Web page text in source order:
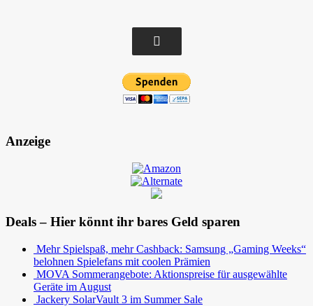
Anzeige
Deals – Hier könnt ihr bares Geld sparen
Mehr Spielspaß, mehr Cashback: Samsung „Gaming Weeks“
belohnen Spielefans mit coolen Prämien
MOVA Sommerangebote: Aktionspreise für ausgewählte
Geräte im August
Jackery SolarVault 3 im Summer Sale